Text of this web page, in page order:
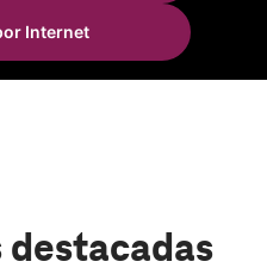
Internet
destacadas